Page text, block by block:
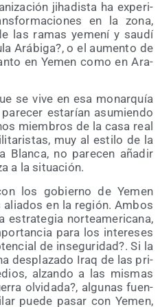
jiha­dis­ta ha expe­ri­
en la zona,
las ramas yeme­ní y sau­dí
Ará­bi­ga?, o el aumen­to de
en Yemen como en Ara­
se vive en esa monar­quía
esta­rían asu­mien­do
miem­bros de la casa real
muy al esti­lo de la
Blan­ca, no pare­cen aña­dir
a la situación.
los gobierno de Yemen
en la región. Ambos
estra­te­gia nor­te­ame­ri­ca­na,
para los intere­ses
de inse­gu­ri­dad?. Si la
des­pla­za­do Iraq de las pri­
alzan­do a las mis­mas
olvi­da­da?, algu­nas fuen­
pue­de pasar con Yemen,